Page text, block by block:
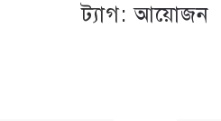
ট্যাগ:আয়োজন